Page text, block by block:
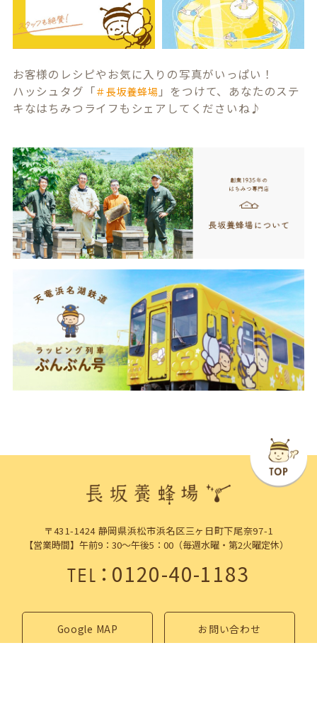
お客様のレシピやお気に入りの写真がいっぱい！
ハッシュタグ「＃長坂養蜂場 」をつけて、あなたのステ
キなはちみつライフもシェアしてくださいね♪
〒431-1424 静岡県浜松市浜名区三ヶ日町下尾奈97-1
【営業時間】午前9：30～午後5：00（毎週水曜・第2火曜定休）
TEL：0120-40-1183
Google MAP お問い合わせ